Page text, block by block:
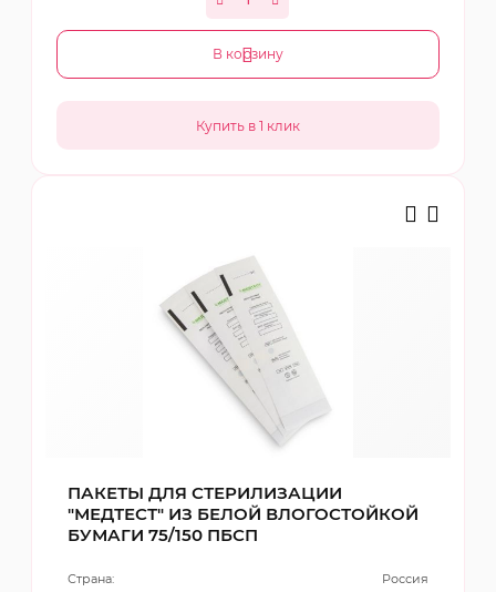
В корзину
ПАКЕТЫ ДЛЯ СТЕРИЛИЗАЦИИ
"МЕДТЕСТ" ИЗ БЕЛОЙ ВЛОГОСТОЙКОЙ
БУМАГИ 75/150 ПБСП
Страна: Россия